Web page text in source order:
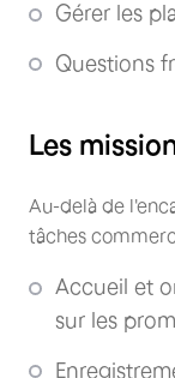
Gérer les
Questions
Les
Au-delà de
tâches
Accueil et
sur les